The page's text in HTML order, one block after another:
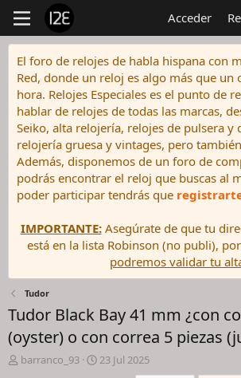
Acceder
El foro de relojes de habla hispana con
Red, donde un reloj es algo más que un
hora. Relojes Especiales es el punto de
hablar de relojes de todas las marcas,
Seiko, alta relojería, relojes de pulsera y
relojería gruesa y vintages, pero
Además, disponemos de un foro de
podrás encontrar el reloj que buscas al
poder participar tendrás que
IMPORTANTE:Asegúrate de que tu
está en la lista Robinson (no publi),
podremos validar tu
Tudor
Tudor Black Bay 41 mm ¿con
(oyster) o con correa 5 piezas
Ibarranco_93
F
23 Jul 2025